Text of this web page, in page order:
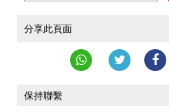
分享此頁面
保持聯繫